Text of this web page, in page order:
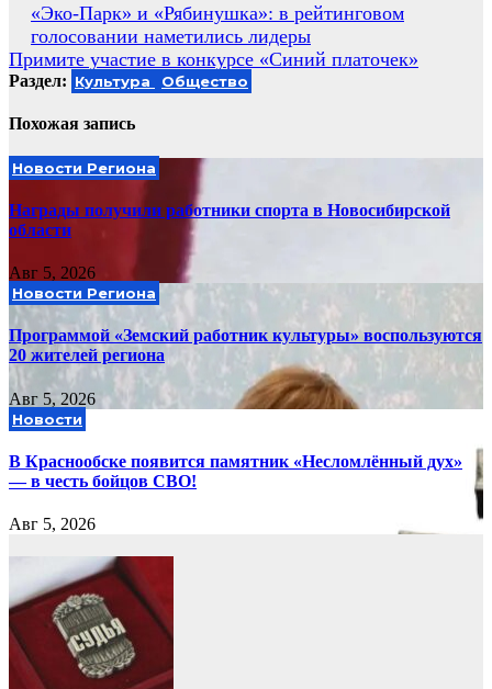
Навигация
по
записям
«Эко-Парк» и «Рябинушка»: в рейтинговом
голосовании наметились лидеры
Примите участие в конкурсе «Синий платочек»
Раздел: Культура Общество
Похожая запись
Новости Региона
Награды получили работники спорта в Новосибирской
области
Авг 5, 2026
Новости Региона
Программой «Земский работник культуры» воспользуются
20 жителей региона
Авг 5, 2026
Новости
В Краснообске появится памятник «Несломлённый дух»
— в честь бойцов СВО!
Авг 5, 2026